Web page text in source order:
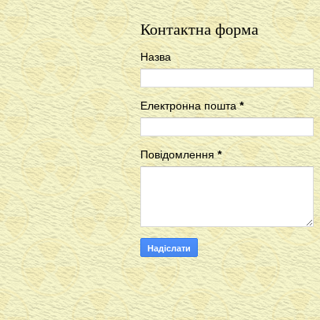
Контактна форма
Назва
Електронна пошта*
Повідомлення*